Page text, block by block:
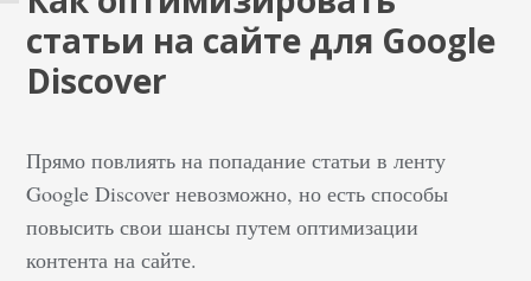
статьи на сайте для Google
Discover
Прямо повлиять на попадание статьи в ленту
Google Discover невозможно, но есть способы
повысить свои шансы путем оптимизации
контента на сайте.